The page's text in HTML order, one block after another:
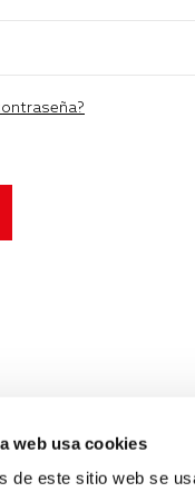
web usa cookies
de este sitio web se